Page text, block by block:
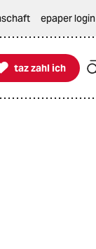
epaper login
zahl ich
taz zahl ich